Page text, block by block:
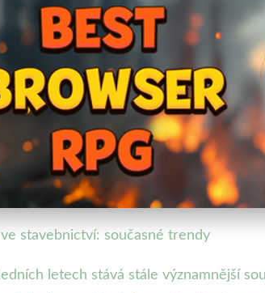
Tisk Přetváří
čtení · Autor: Lenka Rosická
stavebnictví: současné trendy
letech stává stále významnější